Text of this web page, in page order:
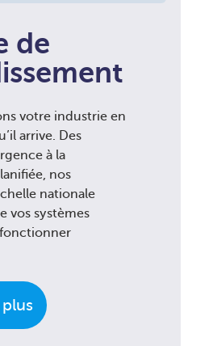
de
votre industrie en
arrive. Des
à la
nos
nationale
vos systèmes